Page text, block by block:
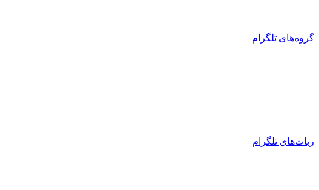
گروه‌های تلگرام
ربات‌های تلگرام